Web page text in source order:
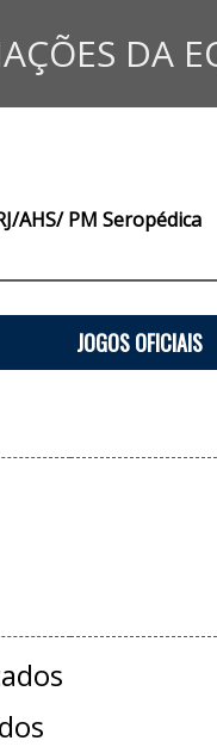
DA
AHS/ PM Seropédica
JOGOS OFICIAIS